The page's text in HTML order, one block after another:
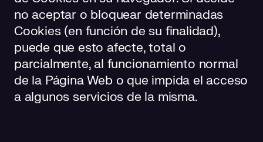
no aceptar o bloquear determinadas
Cookies (en función de su finalidad),
puede que esto afecte, total o
parcialmente, al funcionamiento normal
de la Página Web o que impida el acceso
a algunos servicios de la misma.